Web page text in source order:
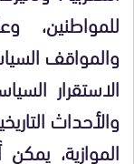
للمواطنين،
والمواقف
الاستقرار
والأحداث
الموازية،